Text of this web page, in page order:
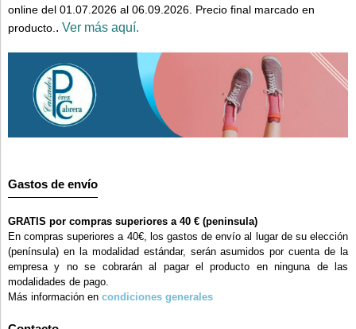
online del 01.07.2026 al 06.09.2026. Precio final marcado en
producto. . Ver más aquí.
Gastos de envío
GRATIS por compras superiores a 40 € (peninsula)
En compras superiores a 40€, los gastos de envío al lugar de su elección
(península) en la modalidad estándar, serán asumidos por cuenta de la
empresa y no se cobrarán al pagar el producto en ninguna de las
modalidades de pago.
Más información en condiciones generales